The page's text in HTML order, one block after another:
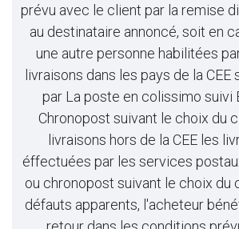
prévu avec le client par la remise
au destinataire annoncé, soit en
une autre personne habilitées
livraisons dans les pays de la
par La poste en colissimo suivi
Chronopost suivant le choix du
livraisons hors de la CEE les
éffectuées par les services
ou chronopost suivant le choix du
défauts apparents, l'acheteur